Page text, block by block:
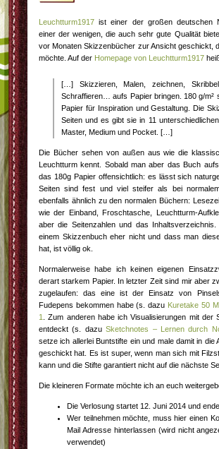
Leuchtturm1917 ist einer der großen deutschen
einer der wenigen, die auch sehr gute Qualität
vor Monaten Skizzenbücher zur Ansicht geschickt,
möchte. Auf der Homepage von Leuchtturm1917
[…] Skizzieren, Malen, zeichnen,
Schraffieren… aufs Papier bringen. 180 g/m²
Papier für Inspiration und Gestaltung. Die
Seiten und es gibt sie in 11
Master, Medium und Pocket. […]
Die Bücher sehen von außen aus wie die
Leuchtturm kennt. Sobald man aber das Buch
das 180g Papier offensichtlich: es lässt sich
Seiten sind fest und viel steifer als bei
ebenfalls ähnlich zu den normalen Büchern:
wie der Einband, Froschtasche, Leuchtturm-
aber die Seitenzahlen und das
einem Skizzenbuch eher nicht und dass man
hat, ist völlig ok.
Normalerweise habe ich keinen eigenen
derart starkem Papier. In letzter Zeit sind mir aber
zugelaufen: das eine ist der Einsatz von
Fudepens bekommen habe (s. dazu Kuretake 50
1
. Zum anderen habe ich Visualisierungen mit
entdeckt (s. dazuSketchnotes – Lernen durch
setze ich allerlei Buntstifte ein und male damit in die
geschickt hat. Es ist super, wenn man sich mit
kann und die Stifte garantiert nicht auf die nächste
Die kleineren Formate möchte ich an euch
Die Verlosung startet 12. Juni 2014 und
Wer teilnehmen möchte, muss hier einen
Mail Adresse hinterlassen (wird nicht
verwendet)